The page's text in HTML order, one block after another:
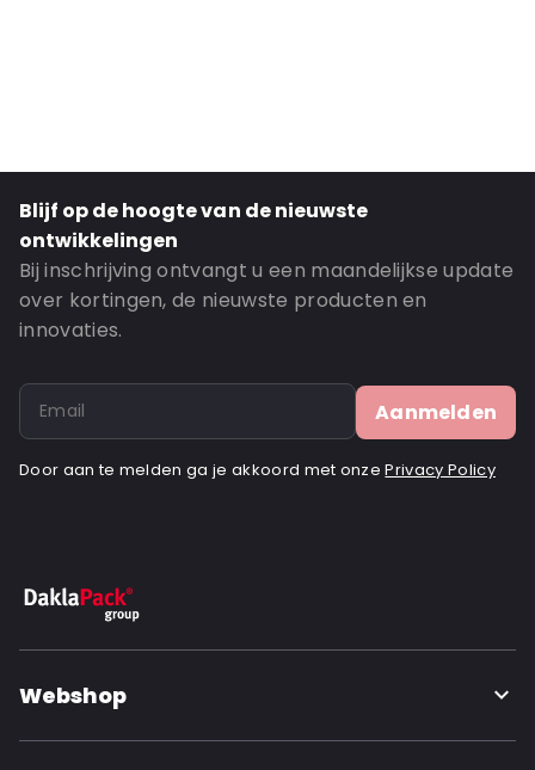
Blijf op de hoogte van de nieuwste
ontwikkelingen
Bij inschrijving ontvangt u een maandelijkse update
over kortingen, de nieuwste producten en
innovaties.
Aanmelden
Door aan te melden ga je akkoord met onzePrivacy Policy
Webshop